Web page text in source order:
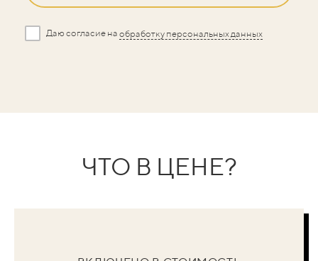
Даю согласие на обработку персональных данных
ЧТО В ЦЕНЕ?